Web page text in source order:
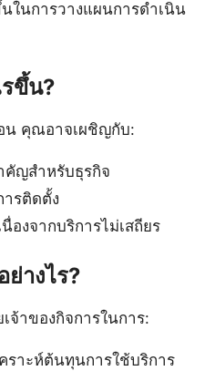
ในการวางแผนการดำเนิน
รขึ้น?
น คุณอาจเผชิญกับ:
คัญสำหรับธุรกิจ
รติดตั้ง
องจากบริการไม่เสถียร
างไร?
าของกิจการในการ:
ราะห์ต้นทุนการใช้บริการ